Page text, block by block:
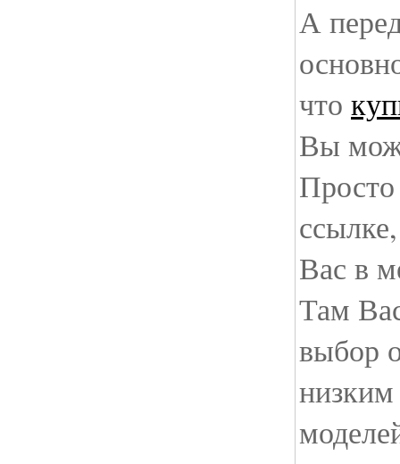
А
что
Вы
Вас в
Там
выбор